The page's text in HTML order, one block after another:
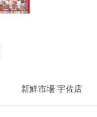
新鮮市場 宇佐店